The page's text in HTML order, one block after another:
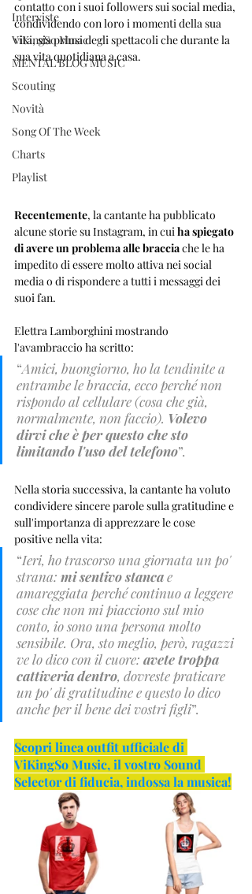
Interviste
ViKingSo Music
MENTAL BLOG MUSIC
Scouting
Novità
Song Of The Week
Charts
Playlist
contatto con i suoi followers sui social media,
condividendo con loro i momenti della sua
vita, sia prima degli spettacoli che durante la
sua vita quotidiana a casa.
Recentemente, la cantante ha pubblicato
alcune storie su Instagram, in cui ha spiegato
di avere un problema alle braccia che le ha
impedito di essere molto attiva nei social
media o di rispondere a tutti i messaggi dei
suoi fan.
Elettra Lamborghini mostrando
l'avambraccio ha scritto:
“Amici, buongiorno, ho la tendinite a
entrambe le braccia, ecco perché non
rispondo al cellulare (cosa che già,
normalmente, non faccio). Volevo
dirvi che è per questo che sto
limitando l'uso del telefono”.
Nella storia successiva, la cantante ha voluto
condividere sincere parole sulla gratitudine e
sull'importanza di apprezzare le cose
positive nella vita:
“Ieri, ho trascorso una giornata un po'
strana: mi sentivo stanca e
amareggiata perché continuo a leggere
cose che non mi piacciono sul mio
conto, io sono una persona molto
sensibile. Ora, sto meglio, però, ragazzi
ve lo dico con il cuore: avete troppa
cattiveria dentro, dovreste praticare
un po' di gratitudine e questo lo dico
anche per il bene dei vostri figli”.
Scopri linea outfit ufficiale di
ViKingSo Music, il vostro Sound
Selector di fiducia, indossa la musica!